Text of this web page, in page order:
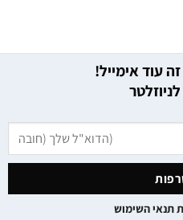
עוד אימייל!
תנאי השימוש